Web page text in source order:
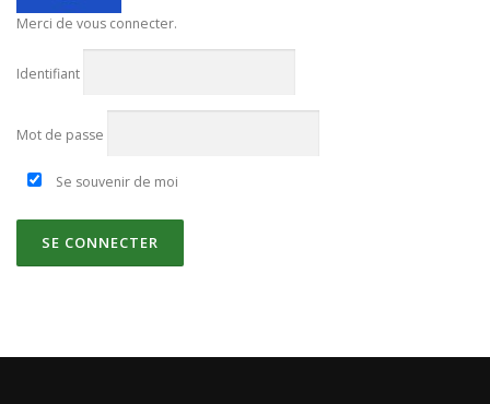
Merci de vous connecter.
Identifiant
Mot de passe
Se souvenir de moi